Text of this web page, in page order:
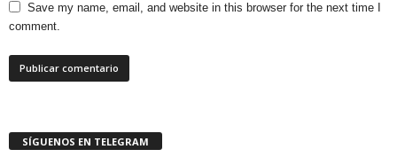
Save my name, email, and website in this browser for the next time I
comment.
SÍGUENOS EN TELEGRAM